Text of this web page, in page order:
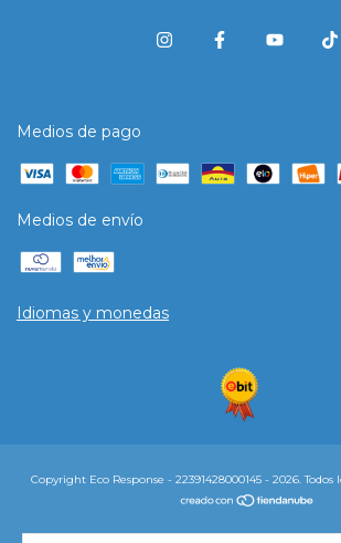
Medios de pago
Medios de envío
Idiomas y monedas
Copyright Eco Response - 22391428000145 - 2026. Todos